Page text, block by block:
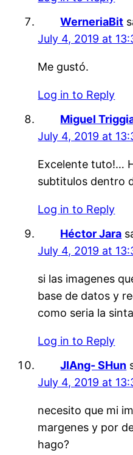
WerneriaBit
July 4, 2019 at
Me gustó.
Log in to Reply
Miguel
July 4, 2019 at
Excelente tuto!…
subtitulos dentro
Log in to Reply
Héctor Jara
July 4, 2019 at
si las imagenes
base de datos y
como seria la
Log in to Reply
JIAng- SHun
July 4, 2019 at
necesito que mi
margenes y por
hago?